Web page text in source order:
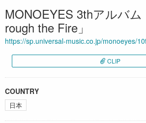
MONOEYES 3thアルバム
rough the Fire」
https://sp.universal-music.co.jp/monoeyes/
CLIP
COUNTRY
日本